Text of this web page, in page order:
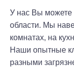
У нас Вы можете
области. Мы
комнатах, на
Наши опытные
разными